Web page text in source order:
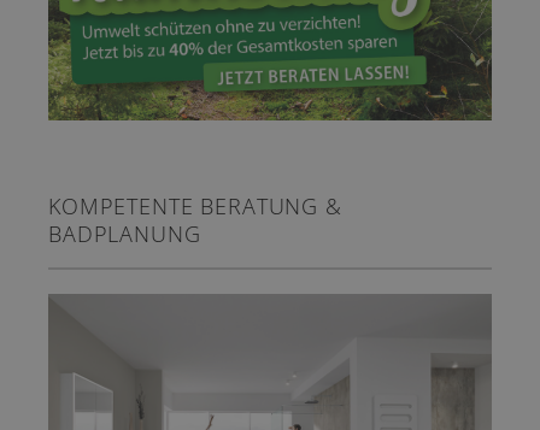
KOMPETENTE BERATUNG &
BADPLANUNG